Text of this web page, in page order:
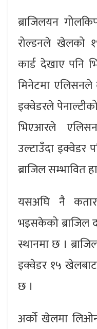
ब्राजिलयन
रोल्डनले खेलको
कार्ड देखाए पनि
मिनेटमा एलिसनले
इक्वेडरले
भिएआरले
उल्टाउँदा इक्वेडर
ब्राजिल सम्भावित
यसअघि नै
भइसकेको ब्राजिल
स्थानमा छ ।
इक्वेडर १५
छ ।
अर्को खेलमा